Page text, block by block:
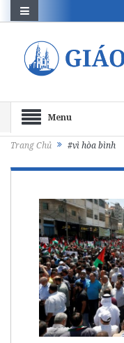
Menu
Trang Chủ #vì hòa bình